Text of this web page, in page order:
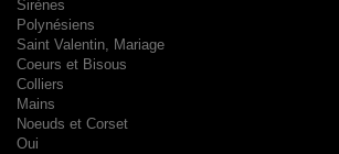
Sirènes
Polynésiens
Saint Valentin, Mariage
Coeurs et Bisous
Colliers
Mains
Noeuds et Corset
Oui